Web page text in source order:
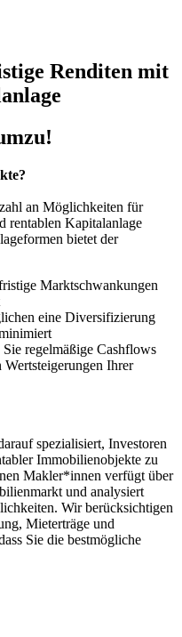
Renditen mit
an Möglichkeiten für
rentablen Kapitalanlage
bietet der
Marktschwankungen
eine Diversifizierung
regelmäßige Cashflows
Ihrer
spezialisiert, Investoren
Immobilienobjekte zu
Makler*innen verfügt über
und analysiert
Wir berücksichtigen
Mieterträge und
Sie die bestmögliche